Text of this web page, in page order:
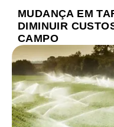
MUDANÇA EM
DIMINUIR
CAMPO